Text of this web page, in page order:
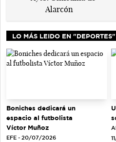
LO MÁS LEIDO EN "DEPORTES"
Boniches dedicará un
espacio al futbolista
Víctor Muñoz
EFE - 20/07/2026